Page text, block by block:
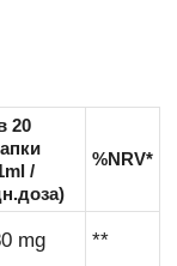
20
/
%NRV*
mg **